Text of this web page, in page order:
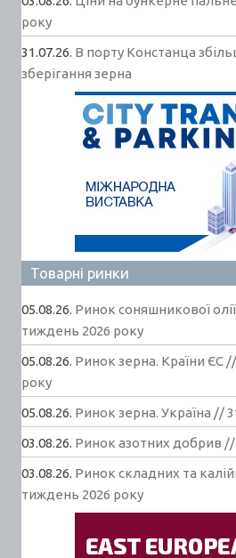
року
31.07.26. В порту Констанца
зберігання зерна
Товарні ринки
05.08.26. Ринок соняшникової
тиждень 2026 року
05.08.26. Ринок зерна. Країни ЄС
року
05.08.26. Ринок зерна. Україна //
03.08.26. Ринок азотних добрив
03.08.26. Ринок складних та
тиждень 2026 року